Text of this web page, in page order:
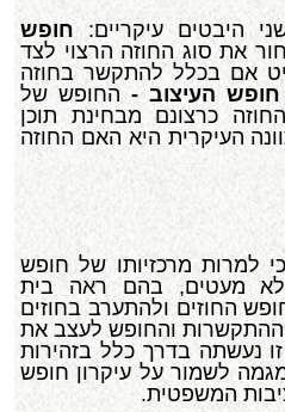
היבטים עיקריים: חופש
את סוג החוזה הרצוי לצד
אם בכלל להתקשר בחוזה
חופש העיצוב - החופש של
כרצונם מבחינת תוכן
העיקרית היא האם החוזה
למרות מרכזיותו של חופש
לא מעטים, בהם ראה בית
החוזים ולהתערב בחוזים
והחופש לעצב את
נעשתה בדרך כלל בזהירות
מגמה לשמור על עיקרון חופש
המשפטית.